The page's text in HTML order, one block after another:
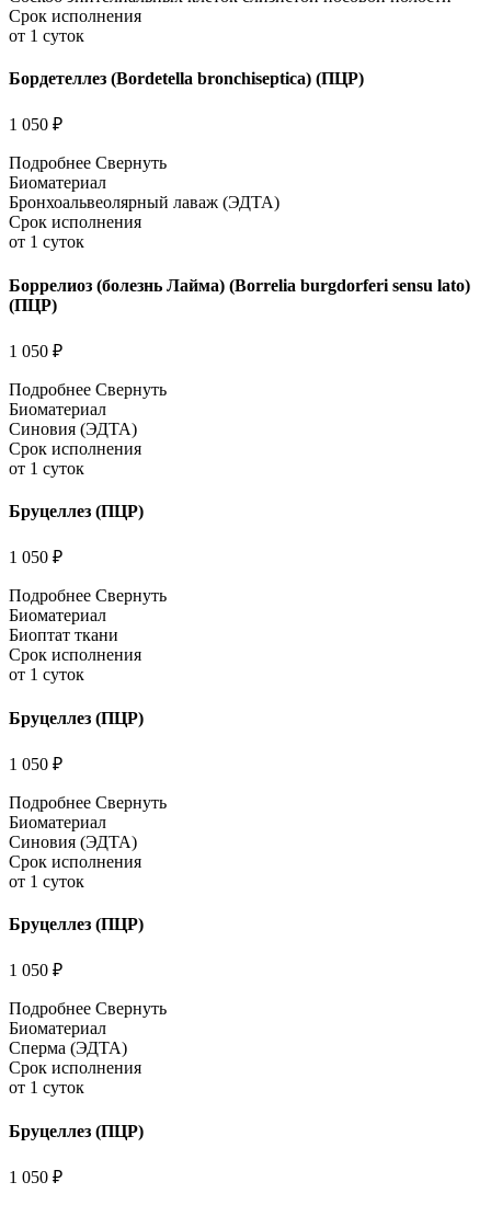
Срок исполнения
от 1 суток
Бордетеллез (Bordetella bronchiseptica) (ПЦР)
1 050 ₽
Подробнее Свернуть
Биоматериал
Бронхоальвеолярный лаваж (ЭДТА)
Срок исполнения
от 1 суток
Боррелиоз (болезнь Лайма) (Borrelia burgdorferi sensu lato)
(ПЦР)
1 050 ₽
Подробнее Свернуть
Биоматериал
Синовия (ЭДТА)
Срок исполнения
от 1 суток
Бруцеллез (ПЦР)
1 050 ₽
Подробнее Свернуть
Биоматериал
Биоптат ткани
Срок исполнения
от 1 суток
Бруцеллез (ПЦР)
1 050 ₽
Подробнее Свернуть
Биоматериал
Синовия (ЭДТА)
Срок исполнения
от 1 суток
Бруцеллез (ПЦР)
1 050 ₽
Подробнее Свернуть
Биоматериал
Сперма (ЭДТА)
Срок исполнения
от 1 суток
Бруцеллез (ПЦР)
1 050 ₽